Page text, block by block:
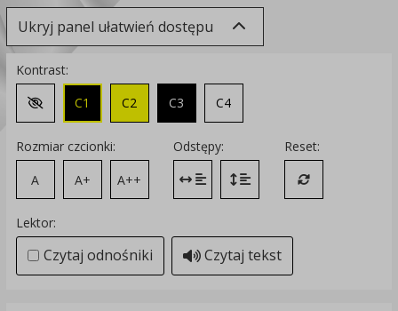
Ukryj panel ułatwień dostępu
Kontrast:
Zmień kontrast na domyślny
C1 C2 C3 C4
Rozmiar czcionki:
A
A+ A++
Odstępy:
Zmień odstęp między literami
Zmień interlinię i margines
Reset:
Przywróć
Lektor:
Czytaj odnośniki Czytaj tekst